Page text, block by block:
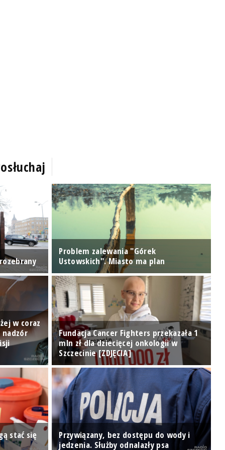
Problem zalewania "Górek
Ustowskich". Miasto ma plan
w coraz
nadzór
Fundacja Cancer Fighters przekazała 1
mln zł dla dziecięcej onkologii w
Szczecinie [ZDJĘCIA]
stać się
Przywiązany, bez dostępu do wody i
jedzenia. Służby odnalazły psa